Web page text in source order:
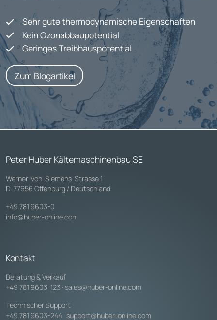
Sehr gute thermodynamische Eigenschaften
Kein Ozonabbaupotential
Geringes Treibhauspotential
Zum Blogartikel
Peter Huber Kältemaschinenbau SE
Werner-von-Siemens-Strasse 1
D-77656 Offenburg / Deutschland
+49 781 9603-0
info@huber-online.com
Kontakt
Beratung & Verkauf
+49 781 9603-123 · sales@huber-online.com
Technischer Support
+49 781 9603-244 · support@huber-online.com